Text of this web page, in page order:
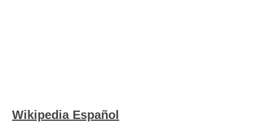
Wikipedia Español